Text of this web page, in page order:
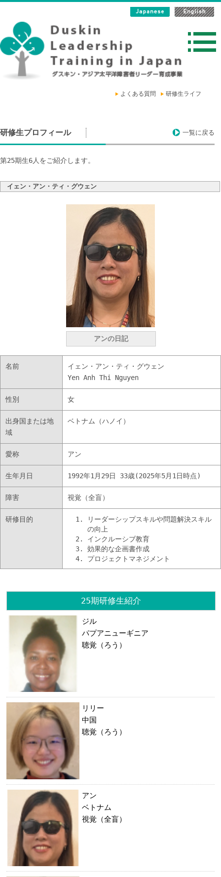
よくある質問 研修生ライフ
研修生プロフィール 一覧に戻る
第25期生6人をご紹介します。
イェン・アン・ティ・グウェン
アンの日記
名前
イェン・アン・ティ・グウェン
Yen Anh Thi Nguyen
性別 女
出身国または地
域
ベトナム（ハノイ）
愛称 アン
生年月日 1992年1月29日 33歳(2025年5月1日時点)
障害 視覚（全盲）
研修目的
リーダーシップスキルや問題解決スキル
の向上
インクルーシブ教育
効果的な企画書作成
プロジェクトマネジメント
25期研修生紹介
ジル
パプアニューギニア
聴覚（ろう）
リリー
中国
聴覚（ろう）
アン
ベトナム
視覚（全盲）